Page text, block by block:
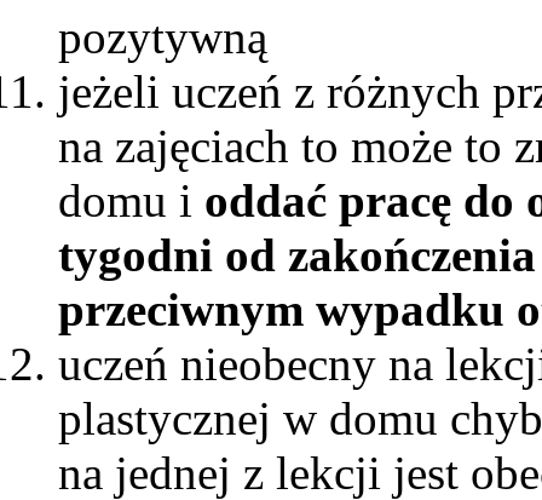
pozytywną
jeżeli uczeń z różnych
na zajęciach to może to
domu i oddać pracę do
tygodni od
przeciwnym wypadku
uczeń nieobecny na
plastycznej w domu
na jednej z lekcji jest